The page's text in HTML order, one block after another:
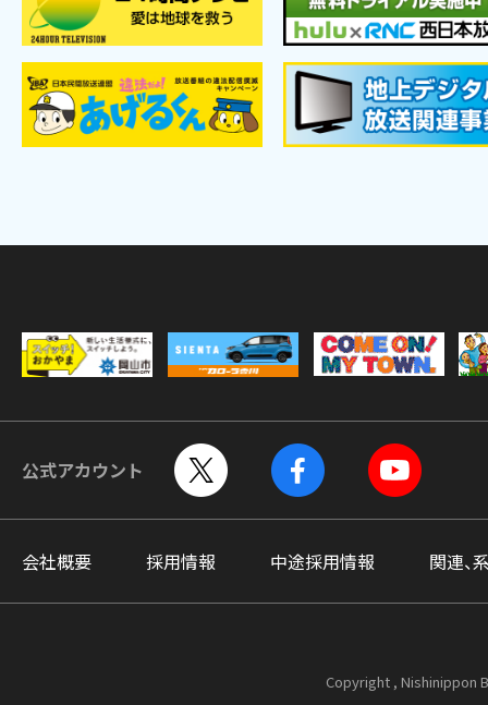
公式アカウント
会社概要 採用情報 中途採用情報 関連、
Copyright , Nishinippon